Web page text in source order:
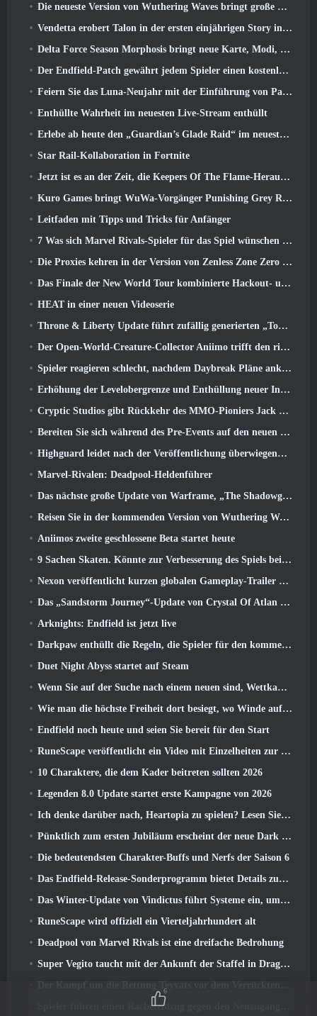
Die neueste Version von Wuthering Waves bringt große Lore-Drops und QoL-Änderungen
Vendetta erobert Talon in der ersten einjährigen Story in Overwatch zurück (Keine „2“, Blizzard lässt das fallen)
Delta Force Season Morphosis bringt neue Karte, Modi, Und von Spielern gewünschte Verbesserungen
Der Endfield-Patch gewährt jedem Spieler einen kostenlosen Sechs-Sterne-Charakter seiner Wahl
Feiern Sie das Luna-Neujahr mit der Einführung von Palia’s Winter Wonder: Riffrocin‘ Neujahrs-Update
Enthüllte Wahrheit im neuesten Live-Stream enthüllt
Erlebe ab heute den „Guardian’s Glade Raid“ im neuesten Update von Guild Wars 2
Star Rail-Kollaboration in Fortnite
Jetzt ist es an der Zeit, die Keepers Of The Flame-Herausforderungen in Path of Exile während Legacy Of Phrecia zu meistern
Kuro Games bringt WuWa-Vorgänger Punishing Grey Raven auf Steam
Leitfaden mit Tipps und Tricks für Anfänger
7 Was sich Marvel Rivals-Spieler für das Spiel wünschen 2026
Die Proxies kehren in der Version von Zenless Zone Zero endlich nach Hause in die Sixth Street zurück 2.6 Aktualisieren
Das Finale der New World Tour kombinierte Hackout- und Orbitallaser
HEAT in einer neuen Videoserie
Throne & Liberty Update führt zufällig generierten „Tower of Greed“ ein
Der Open-World-Creature-Collector Aniimo trifft den richtigen Ton
Spieler reagieren schlecht, nachdem Daybreak Pläne ankündigt, Roadmaps für EverQuest und EQ2 zu überspringen
Erhöhung der Levelobergrenze und Enthüllung neuer Inhalte in Phantasy Star Online 2: NGS Headline Wave Stream
Cryptic Studios gibt Rückkehr des MMO-Pioniers Jack Emmert als CEO bekannt
Bereiten Sie sich während des Pre-Events auf den neuen Speed-Server von MU Online vor
Highguard leidet nach der Veröffentlichung überwiegend unter negativen Bewertungen
Marvel-Rivalen: Deadpool-Heldenführer
Das nächste große Update von Warframe, „The Shadowgrapher“ erscheint im März
Reisen Sie in der kommenden Version von Wuthering Waves in die verschneiten Länder der Roya Frostlands 3.1
Aniimos zweite geschlossene Beta startet heute
9 Sachen Skaten. Könnte zur Verbesserung des Spiels beitragen 2026
Nexon veröffentlicht kurzen globalen Gameplay-Trailer zu MapleStory Classic World
Das „Sandstorm Journey“-Update von Crystal Of Atlan erhöht die Levelobergrenze auf 70
Arknights: Endfield ist jetzt live
Darkpaw enthüllt die Regeln, die Spieler für den kommenden Frostreaver-Server von EverQuest gewählt haben
Duet Night Abyss startet auf Steam
Wenn Sie auf der Suche nach einem neuen sind, Wettkampfsportspiel, Der geschlossene Betatest von Freestyle Football 2 Ist auf dem Weg
Wie man die höchste Freiheit dort besiegt, wo Winde aufeinander treffen
Endfield noch heute und seien Sie bereit für den Start
RuneScape veröffentlicht ein Video mit Einzelheiten zur „ehrgeizigen Reihe von Inhaltsaktualisierungen“
10 Charaktere, die dem Kader beitreten sollten 2026
Legenden 8.0 Update startet erste Kampagne von 2026
Ich denke darüber nach, Heartopia zu spielen? Lesen Sie dies zuerst
Pünktlich zum ersten Jubiläum erscheint der neue Dark Lancer von Blade & Soul Neo
Die bedeutendsten Charakter-Buffs und Nerfs der Saison 6
Das Endfield-Release-Sonderprogramm bietet Details zum Monetarisierungssystem des Spiels
Das Winter-Update von Vindictus führt Systeme ein, um den Spielern den Fortschritt zu erleichtern
RuneScape wird offiziell ein Vierteljahrhundert alt
Deadpool von Marvel Rivals ist eine dreifache Bedrohung
Super Vegito taucht mit der Ankunft der Staffel in Dragon Ball Gekishin Squadra auf 3
Der Kampf um die Rettung Teyvats vor dem Verrückten Dottore beginnt heute in Genshin Impact
Spieler führen einen Rachefeldzug gegen den Neuzugang von Overwatch
6